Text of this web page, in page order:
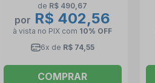
de R$ 490,67
por R$ 402,56
à vista no PIX com 10% OFF
6x de R$ 74,55
COMPRAR